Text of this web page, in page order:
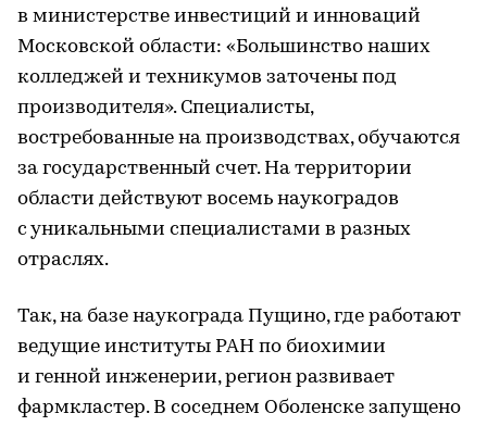
в министерстве инвестиций и инноваций
Московской области: «Большинство наших
колледжей и техникумов заточены под
производителя». Специалисты,
востребованные на производствах, обучаются
за государственный счет. На территории
области действуют восемь наукоградов
с уникальными специалистами в разных
отраслях.
Так, на базе наукограда Пущино, где работают
ведущие институты РАН по биохимии
и генной инженерии, регион развивает
фармкластер. В соседнем Оболенске запущено